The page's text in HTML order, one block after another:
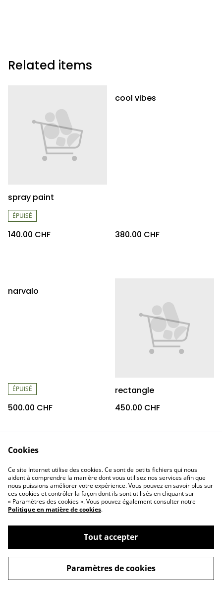
Related items
spray paint
ÉPUISÉ
140.00 CHF
cool vibes
380.00 CHF
narvalo
ÉPUISÉ
500.00 CHF
rectangle
450.00 CHF
©2026SICK2TUFT
powered by
Cookies
Ce site Internet utilise des cookies. Ce sont de petits fichiers qui nous
aident à comprendre la manière dont vous utilisez nos services afin que
nous puissions améliorer votre expérience. Vous pouvez en savoir plus sur
ces cookies et contrôler la façon dont ils sont utilisés en cliquant sur
« Paramètres des cookies ». Vous pouvez également consulter notre
Politique en matière de cookies.
Tout accepter
Paramètres de cookies